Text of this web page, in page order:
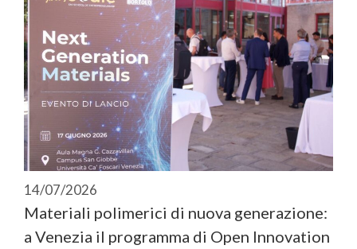
14/07/2026
Materiali polimerici di nuova generazione:
a Venezia il programma di Open Innovation